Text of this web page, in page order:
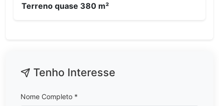
Terreno quase 380 m²
Tenho Interesse
Nome Completo *